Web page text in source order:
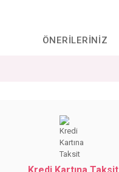
ÖNERILERINIZ
Kredi Kartına Taksit